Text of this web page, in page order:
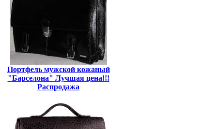
Портфель мужской кожаный
"Барселона" Лучшая цена!!!
Распродажа